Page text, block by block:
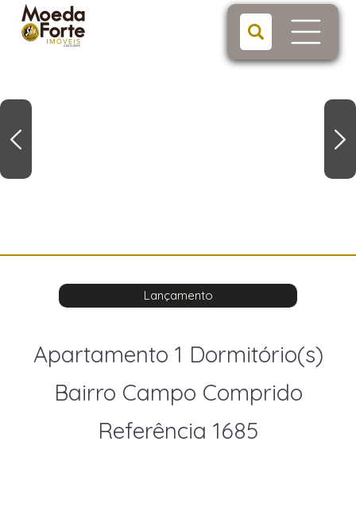
Lançamento
Apartamento 1 Dormitório(s)
Bairro Campo Comprido
Referência 1685